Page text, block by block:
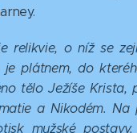
relikvie, o níž se
je plátnem, do
tělo Ježíše Krista,
a Nikodém. Na
mužské